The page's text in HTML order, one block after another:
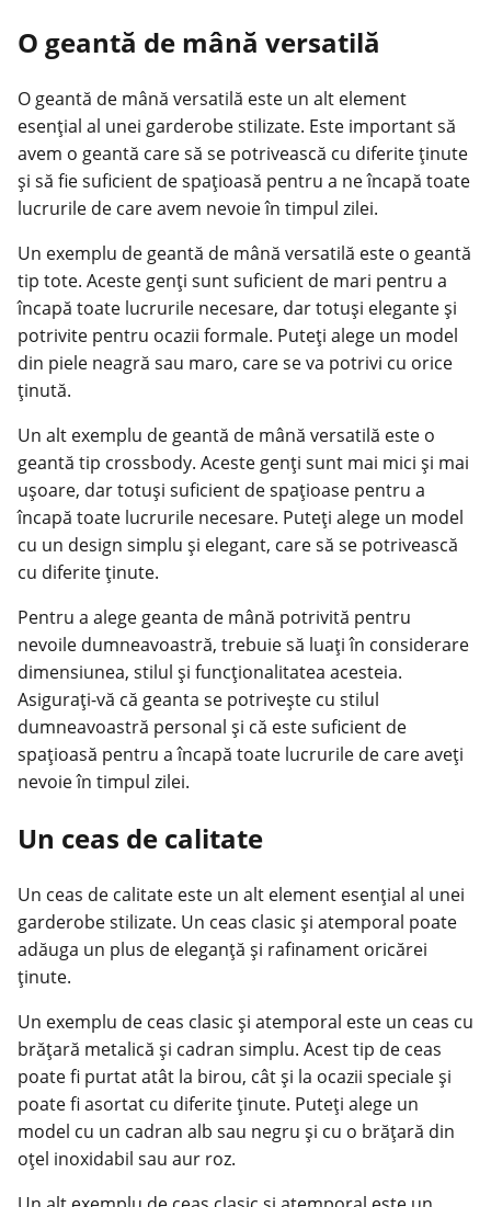
O geantă de mână versatilă
O geantă de mână versatilă este un alt element
esențial al unei garderobe stilizate. Este important să
avem o geantă care să se potrivească cu diferite ținute
și să fie suficient de spațioasă pentru a ne încapă toate
lucrurile de care avem nevoie în timpul zilei.
Un exemplu de geantă de mână versatilă este o geantă
tip tote. Aceste genți sunt suficient de mari pentru a
încapă toate lucrurile necesare, dar totuși elegante și
potrivite pentru ocazii formale. Puteți alege un model
din piele neagră sau maro, care se va potrivi cu orice
ținută.
Un alt exemplu de geantă de mână versatilă este o
geantă tip crossbody. Aceste genți sunt mai mici și mai
ușoare, dar totuși suficient de spațioase pentru a
încapă toate lucrurile necesare. Puteți alege un model
cu un design simplu și elegant, care să se potrivească
cu diferite ținute.
Pentru a alege geanta de mână potrivită pentru
nevoile dumneavoastră, trebuie să luați în considerare
dimensiunea, stilul și funcționalitatea acesteia.
Asigurați-vă că geanta se potrivește cu stilul
dumneavoastră personal și că este suficient de
spațioasă pentru a încapă toate lucrurile de care aveți
nevoie în timpul zilei.
Un ceas de calitate
Un ceas de calitate este un alt element esențial al unei
garderobe stilizate. Un ceas clasic și atemporal poate
adăuga un plus de eleganță și rafinament oricărei
ținute.
Un exemplu de ceas clasic și atemporal este un ceas cu
brățară metalică și cadran simplu. Acest tip de ceas
poate fi purtat atât la birou, cât și la ocazii speciale și
poate fi asortat cu diferite ținute. Puteți alege un
model cu un cadran alb sau negru și cu o brățară din
oțel inoxidabil sau aur roz.